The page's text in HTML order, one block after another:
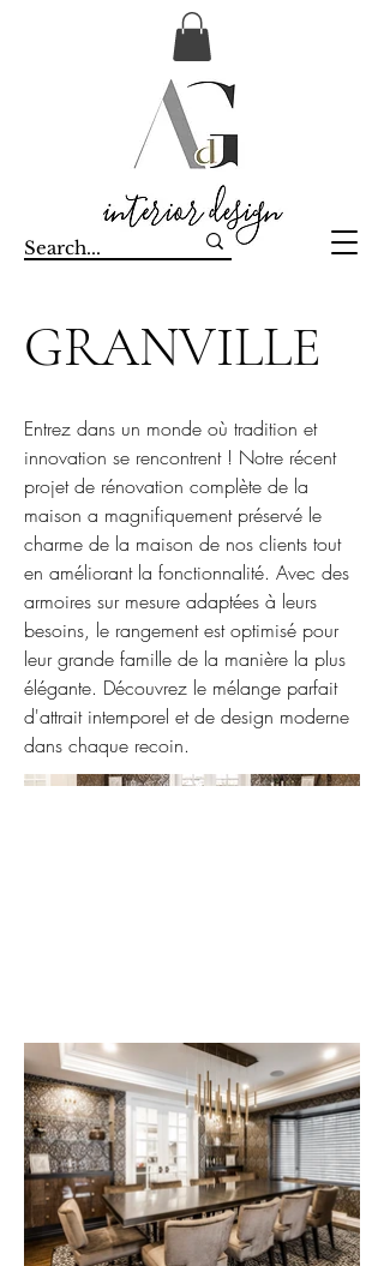
GRANVILLE
Entrez dans un monde où tradition et
innovation se rencontrent ! Notre récent
projet de rénovation complète de la
maison a magnifiquement préservé le
charme de la maison de nos clients tout
en améliorant la fonctionnalité. Avec des
armoires sur mesure adaptées à leurs
besoins, le rangement est optimisé pour
leur grande famille de la manière la plus
élégante. Découvrez le mélange parfait
d'attrait intemporel et de design moderne
dans chaque recoin.